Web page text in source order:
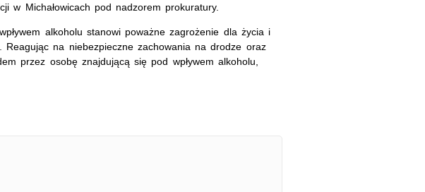
w Michałowicach pod nadzorem prokuratury.
alkoholu stanowi poważne zagrożenie dla życia i
na niebezpieczne zachowania na drodze oraz
przez osobę znajdującą się pod wpływem alkoholu,